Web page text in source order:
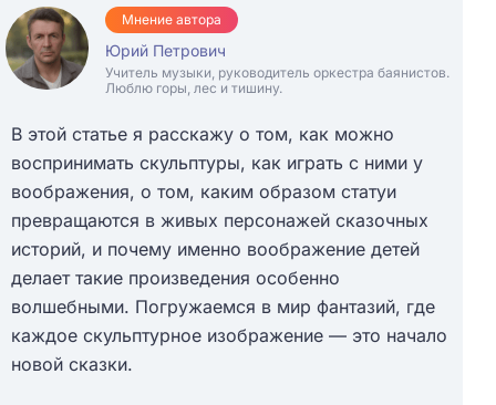
Мнение автора
Юрий Петрович
Учитель музыки, руководитель оркестра баянистов.
Люблю горы, лес и тишину.
В этой статье я расскажу о том, как можно
воспринимать скульптуры, как играть с ними у
воображения, о том, каким образом статуи
превращаются в живых персонажей сказочных
историй, и почему именно воображение детей
делает такие произведения особенно
волшебными. Погружаемся в мир фантазий, где
каждое скульптурное изображение — это начало
новой сказки.